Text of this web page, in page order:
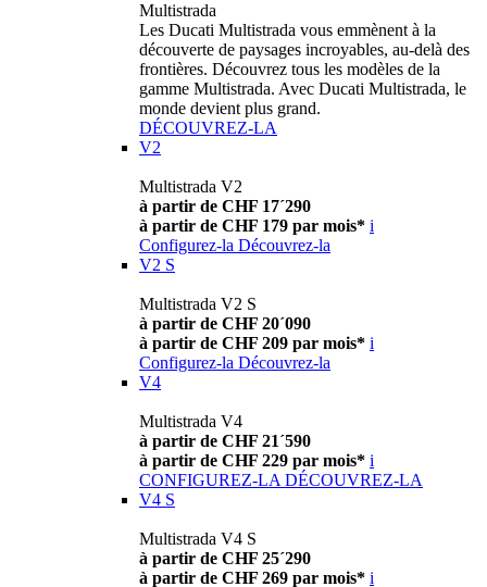
Multistrada
Les Ducati Multistrada vous emmènent à la
découverte de paysages incroyables, au-delà des
frontières. Découvrez tous les modèles de la
gamme Multistrada. Avec Ducati Multistrada, le
monde devient plus grand.
DÉCOUVREZ-LA
V2
Multistrada V2
à partir de CHF 17´290
à partir de CHF 179 par mois* i
Configurez-la Découvrez-la
V2 S
Multistrada V2 S
à partir de CHF 20´090
à partir de CHF 209 par mois* i
Configurez-la Découvrez-la
V4
Multistrada V4
à partir de CHF 21´590
à partir de CHF 229 par mois* i
CONFIGUREZ-LA DÉCOUVREZ-LA
V4 S
Multistrada V4 S
à partir de CHF 25´290
à partir de CHF 269 par mois* i